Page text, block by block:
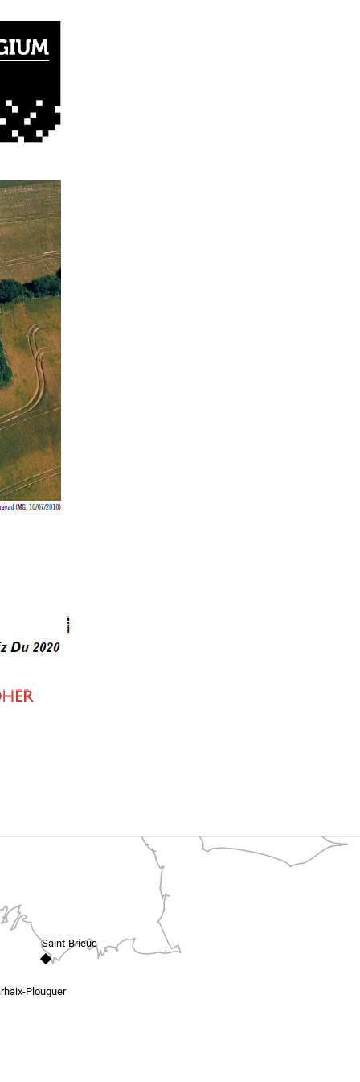
Saint-Brieuc
Plouguer